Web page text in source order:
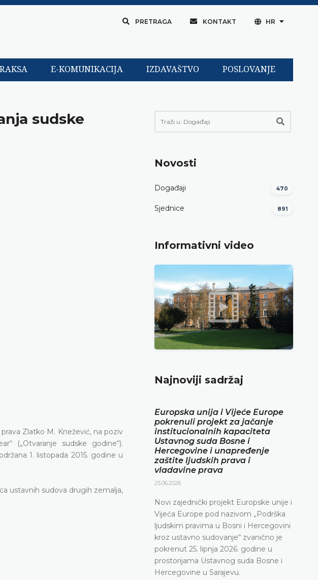
PRETRAGA KONTAKT HR
E-KOMUNIKACIJA IZDAVAŠTVO POSLOVANJE
sudske
Zlatko M. Knežević, na poziv
(„Otvaranje sudske godine“).
1. listopada 2015. godine u
ustavnih sudova drugih zemalja,
Novosti
Događaji 470
Sjednice 891
Informativni video
Najnoviji sadržaj
Europska unija i Vijeće Europe
pokrenuli projekt za jačanje
institucionalnih kapaciteta
Ustavnog suda Bosne i
Hercegovine i unapređenje
zaštite ljudskih prava i
vladavine prava
25.06.2026.
Novi zajednički projekt Europske unije i
Vijeća Europe pod nazivom „Podrška
ljudskim pravima u Bosni i Hercegovini
kroz ustavno sudovanje“ zvanično je
pokrenut 25. lipnja 2026. godine u
prostorijama Ustavnog suda Bosne i
Hercegovine u Sarajevu.